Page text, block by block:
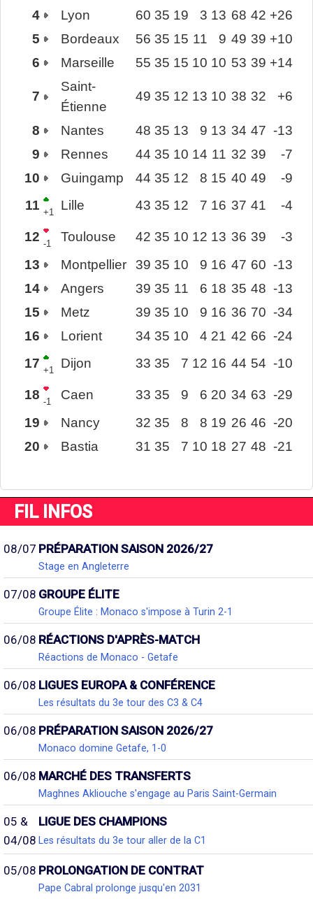
4
Lyon 60 35 19 3 13 68 42 +26
5
Bordeaux 56 35 15 11 9 49 39 +10
6
Marseille 55 35 15 10 10 53 39 +14
7
Saint-
Étienne
49 35 12 13 10 38 32 +6
8 Nantes 48 35 13 9 13 34 47 -13
9
Rennes 44 35 10 14 11 32 39
-7
10
Guingamp 44 35 12 8 15 40 49
-9
11 +1 Lille 43 35 12 7 16 37 41 -4
12 -1 Toulouse 42 35 10 12 13 36 39
-3
13
Montpellier 39 35 10 9 16 47 60 -13
14
Angers 39 35 11 6 18 35 48 -13
15
Metz 39 35 10 9 16 36 70 -34
16
Lorient 34 35 10 4 21 42 66 -24
17 +1 Dijon 33 35 7 12 16 44 54 -10
18 -1 Caen 33 35 9 6 20 34 63 -29
19
Nancy 32 35 8 8 19 26 46 -20
20
Bastia 31 35 7 10 18 27 48 -21
FIL INFOS
08/07 PRÉPARATION SAISON 2026/27
Stage en Angleterre
07/08 GROUPE ÉLITE
Groupe Élite : Monaco s'impose à Turin 2-1
06/08 RÉACTIONS D'APRÈS-MATCH
Réactions de Monaco - Getafe
06/08 LIGUES EUROPA & CONFÉRENCE
Les résultats du 3e tour des C3 & C4
06/08 PRÉPARATION SAISON 2026/27
Monaco domine Getafe, 1-0
06/08 MARCHÉ DES TRANSFERTS
Maghnes Akliouche s'engage au Paris Saint-Germain
05 &
04/08
LIGUE DES CHAMPIONS
Les résultats du 3e tour aller de la C1
05/08 PROLONGATION DE CONTRAT
Pape Cabral prolonge jusqu'en 2031